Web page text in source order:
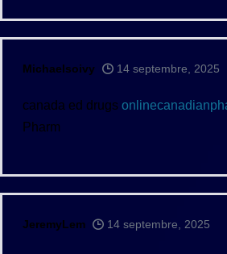
Michaelsoivy 14 septembre, 2025
canada ed drugs
Pharm
JeremyLem 14 septembre, 2025